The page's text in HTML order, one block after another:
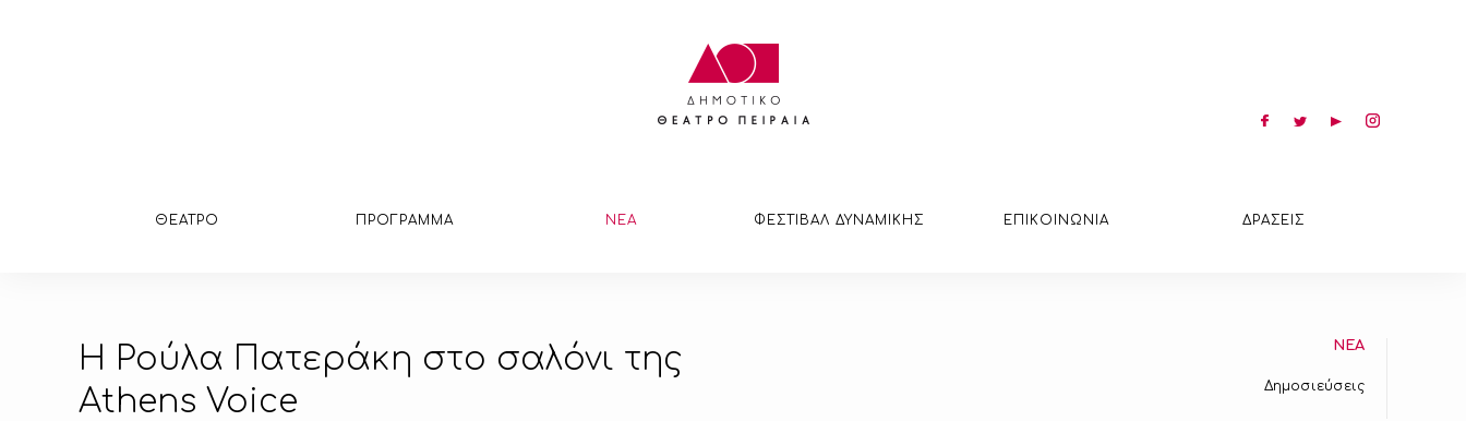
ΘΕΑΤΡΟ ΠΡΟΓΡΑΜΜΑ ΝΕΑ ΦΕΣΤΙΒΑΛ ΔΥΝΑΜΙΚΗΣ ΕΠΙΚΟΙΝΩΝΙΑ ΔΡΑΣΕΙΣ
ΝΕΑ
Δημοσιεύσεις
H Ρούλα Πατεράκη στο σαλόνι της
Athens Voice